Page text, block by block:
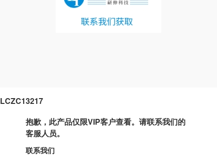
LCZC13217
抱歉，此产品仅限VIP客户查看。请联系我们的
客服人员。
联系我们